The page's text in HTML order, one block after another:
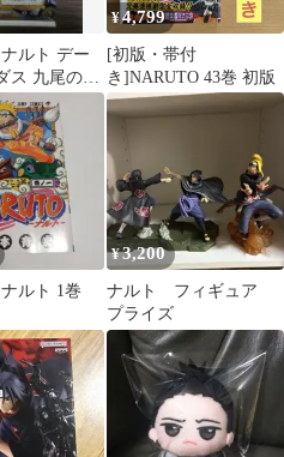
ルト デー
ス 九尾のナ
一撃
¥4,799
[初版・帯付
き]NARUTO 43巻 初版
ナルト 1巻
¥3,200
ナルト フィギュア
プライズ